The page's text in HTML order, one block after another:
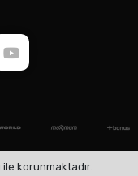
korunmaktadır.